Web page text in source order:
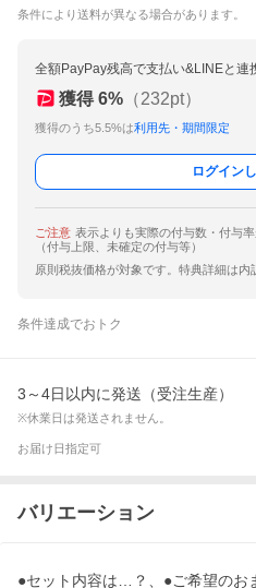
条件により送料が異なる場合があります。
全額PayPay残高で支払い&LINEと連
獲得 6% （232pt）
獲得のうち5.5%は利用先・期間限定
ログイン
ご注意 表示よりも実際の付与数・付与
（付与上限、未確定の付与等）
原則税抜価格が対象です。特典詳細は内
条件達成でおトク
3～4日以内に発送（受注生産）
※休業日は発送されません。
お届け日指定可
バリエーション
●セット内容は…？、●ご希望のお